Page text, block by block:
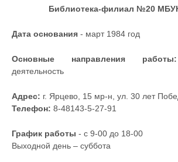
Библиотека-филиал №20
Дата основания - март 1984 год
Основные направления
деятельность
Адрес: г. Ярцево, 15 мр-н, ул. 30 лет
Телефон: 8-48143-5-27-91
График работы - с 9-00 до 18-00
Выходной день – суббота